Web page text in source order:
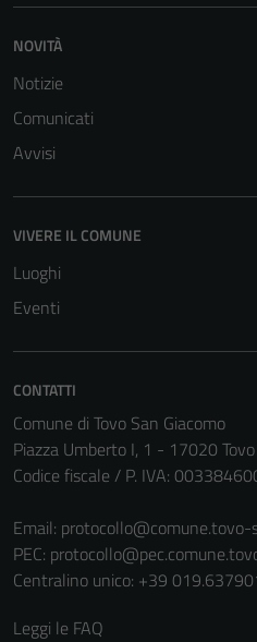
NOVITÀ
Notizie
Comunicati
Avvisi
VIVERE IL COMUNE
Luoghi
Eventi
CONTATTI
Comune di Tovo San Giacomo
Piazza Umberto I, 1 - 17020 Tovo
Codice fiscale / P. IVA:
Email: protocollo@comune.tovo-
PEC:
Centralino unico: +39
Leggi le FAQ